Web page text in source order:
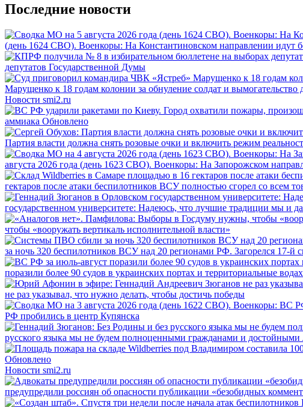
Последние новости
(день 1624 СВО). Военкоры: На Константиновском направлении идут
депутатов Государственной Думы
Марущенко к 18 годам колонии за обнуление солдат и вымогательство
Новости smi2.ru
аммиака Обновлено
Партия власти должна снять розовые очки и включить режим
августа 2026 года (день 1623 СВО). Военкоры: На Запорожском
гектаров после атаки беспилотников ВСУ полностью сгорел со всем
государственном университете: Надеюсь, что лучшие традиции мы и
чтобы «вооружать вертикаль исполнительной власти»
за ночь 320 беспилотников ВСУ над 20 регионами РФ. Загорелся 17-й
поразили более 90 судов в украинских портах и территориальные
не раз указывал, что нужно делать, чтобы достичь победы
РФ пробились в центр Купянска
русского языка мы не будем полноценными гражданами и
Обновлено
Новости smi2.ru
предупредили россиян об опасности публикации «безобидных